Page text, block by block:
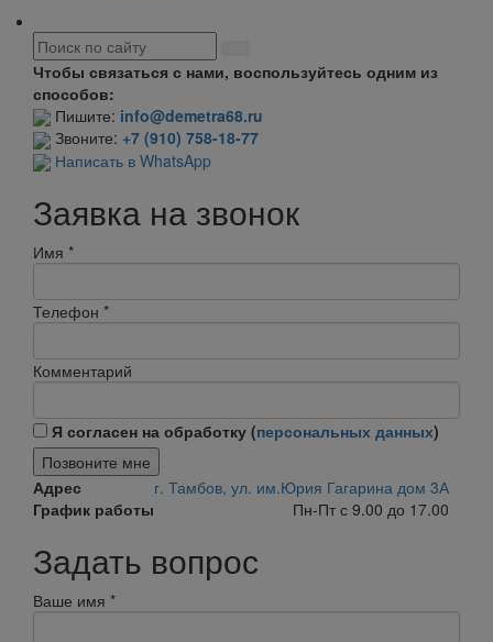
Чтобы связаться с нами, воспользуйтесь одним из
способов:
Пишите: info@demetra68.ru
Звоните: +7 (910) 758-18-77
Написать в WhatsApp
Заявка на звонок
Имя *
Телефон *
Комментарий
Я согласен на обработку (персональных данных)
Позвоните мне
Адрес
г. Тамбов, ул. им.Юрия Гагарина дом 3А
График работы
Пн-Пт с 9.00 до 17.00
Задать вопрос
Ваше имя *